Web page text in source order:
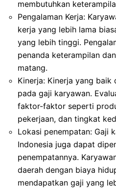
membutuhkan
Pengalaman Kerja:
kerja yang lebih lama
yang lebih tinggi.
penanda keterampilan
matang.
Kinerja: Kinerja yang
pada gaji karyawan.
faktor-faktor seperti
pekerjaan, dan tingkat
Lokasi penempatan: Gaji
Indonesia juga dapat
penempatannya.
daerah dengan biaya
mendapatkan gaji yang